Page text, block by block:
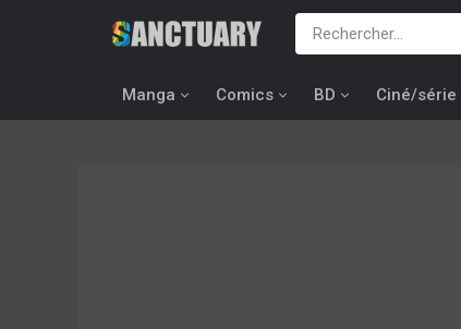
Manga Comics BD Ciné/série